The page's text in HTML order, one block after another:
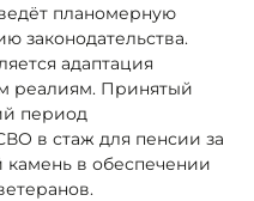
планомерную
законодательства.
адаптация
реалиям. Принятый
период
в стаж для пенсии за
камень в обеспечении